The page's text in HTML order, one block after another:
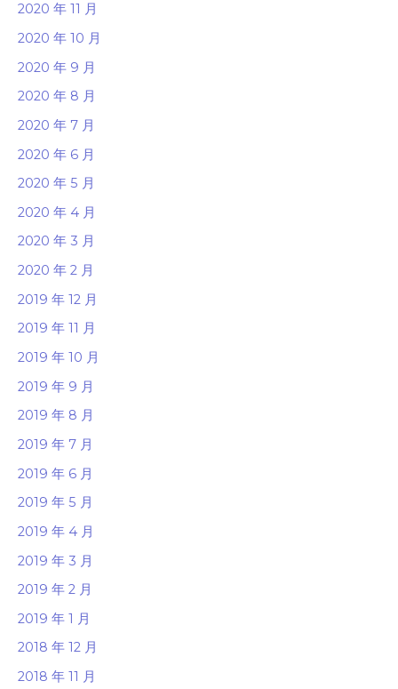
2020 年 11 月
2020 年 10 月
2020 年 9 月
2020 年 8 月
2020 年 7 月
2020 年 6 月
2020 年 5 月
2020 年 4 月
2020 年 3 月
2020 年 2 月
2019 年 12 月
2019 年 11 月
2019 年 10 月
2019 年 9 月
2019 年 8 月
2019 年 7 月
2019 年 6 月
2019 年 5 月
2019 年 4 月
2019 年 3 月
2019 年 2 月
2019 年 1 月
2018 年 12 月
2018 年 11 月